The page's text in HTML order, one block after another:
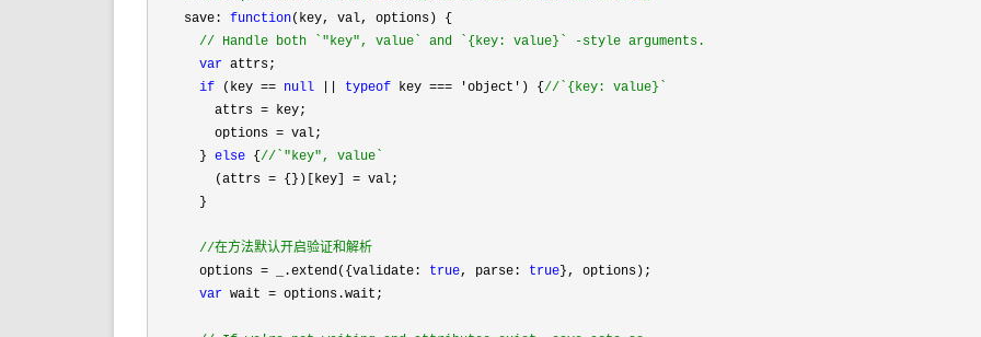
    save:
function(key, val, options) {
//
Handle both `"key", value` and `{key: value}` -style arguments.
var attrs;
if (key == null typeof key === 'object') {//
`{key: value}`
        attrs =
key;
        options
= val;
      }
else {//
`"key", value`
        (attrs = {})[key] =
val;
      }
//在方法默认开启验证和解析
      options = _.extend({validate:
true, parse: true }, options);
var wait = options.wait;